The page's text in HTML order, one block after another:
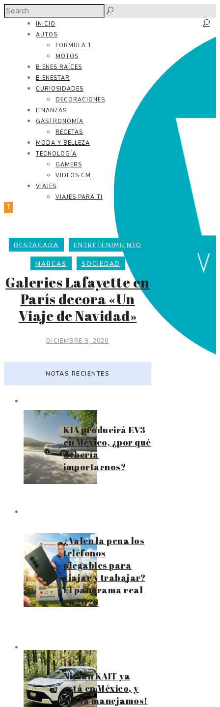
INICIO
AUTOS
FORMULA 1
MOTOS
BIENES RAÍCES
BIENESTAR
CURIOSIDADES
DECORACIONES
FINANZAS
GASTRONOMÍA
RECETAS
MODA Y BELLEZA
TECNOLOGÍA
GAMERS
VIDEOS CM
VIAJES
VIAJES PARA TI
DESTACADA ENTRETENIMIENTO
MARCAS SOCIEDAD
Galeries Lafayette en
París decora «Un
Viaje de Navidad»
DICIEMBRE 9, 2020
NOTAS RECIENTES
KIA producirá EV3
en México, ¿por qué
debería
importarnos?
¿Valen la pena los
teléfonos
plegables para
viajar y trabajar?
El panorama real
en 2026
Nissan KAIT ya
está en México, y
¡ya la manejamos!